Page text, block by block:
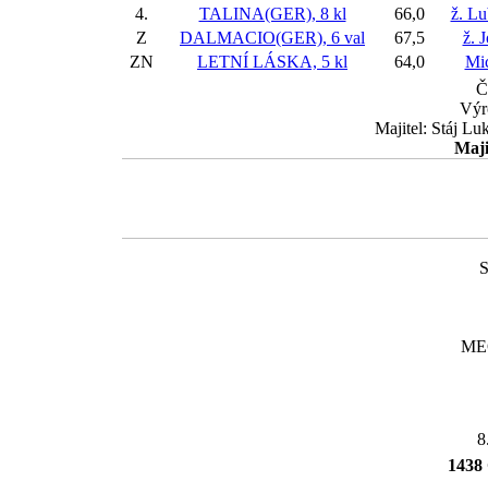
4.
TALINA(GER), 8 kl 66,0
ž.
Z
DALMACIO(GER), 6 val 67,5
ž.
ZN
LETNÍ LÁSKA, 5 kl 64,0
Majitel: Stáj